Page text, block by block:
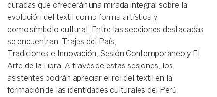
curadas que ofrecerán una mirada integral sobre la
evolución del textil como forma artística y
como símbolo cultural. Entre las secciones destacadas
se encuentran: Trajes del País,
Tradiciones e Innovación, Sesión Contemporáneo y El
Arte de la Fibra. A través de estas sesiones, los
asistentes podrán apreciar el rol del textil en la
formación de las identidades culturales del Perú,